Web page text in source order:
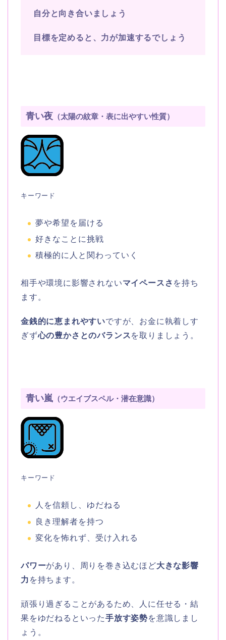
自分と向き合いましょう
目標を定めると、力が加速するでしょう
青い夜 （太陽の紋章・表に出やすい性質）
キーワード
夢や希望を届ける
好きなことに挑戦
積極的に人と関わっていく
相手や環境に影響されないマイペースさ を持ち
ます。
金銭的に恵まれやすいですが、お金に執着しす
ぎず心の豊かさとのバランスを取りましょう。
青い嵐 （ウエイブスペル・潜在意識）
キーワード
人を信頼し、ゆだねる
良き理解者を持つ
変化を怖れず、受け入れる
パワーがあり、周りを巻き込むほど大きな影響
力 を持ちます。
頑張り過ぎることがあるため、人に任せる・結
果をゆだねるといった手放す姿勢を意識しまし
ょう。